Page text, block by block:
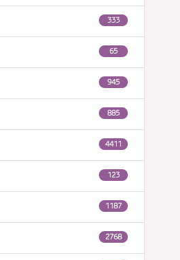
333
65
945
885
4411
123
1187
2768